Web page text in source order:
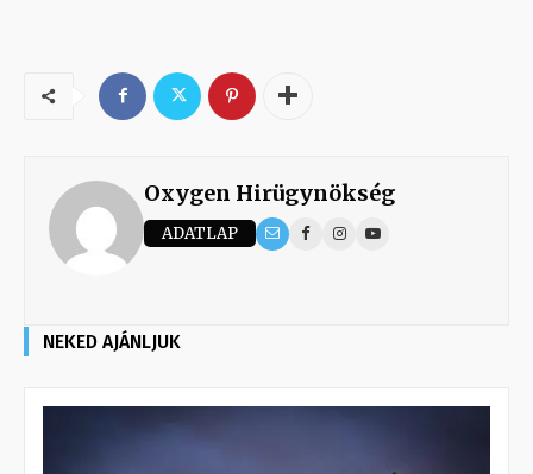
Oxygen Hirügynökség
ADATLAP
NEKED AJÁNLJUK